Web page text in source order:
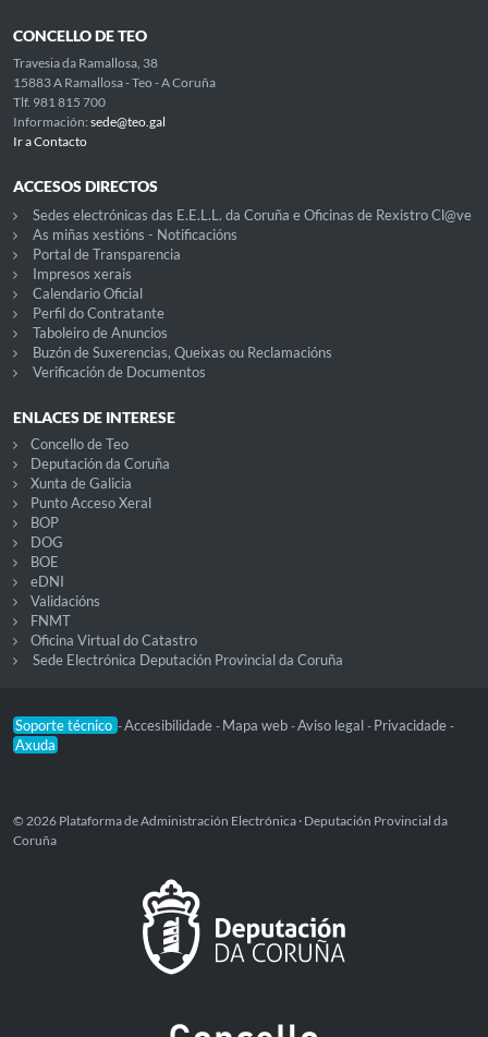
CONCELLO DE TEO
Travesia da Ramallosa, 38
15883 A Ramallosa - Teo - A Coruña
Tlf. 981 815 700
Información: sede@teo.gal
Ir a Contacto
ACCESOS DIRECTOS
Sedes electrónicas das E.E.L.L. da Coruña e Oficinas de Rexistro Cl@ve
As miñas xestións - Notificacións
Portal de Transparencia
Impresos xerais
Calendario Oficial
Perfil do Contratante
Taboleiro de Anuncios
Buzón de Suxerencias, Queixas ou Reclamacións
Verificación de Documentos
ENLACES DE INTERESE
Concello de Teo
Deputación da Coruña
Xunta de Galicia
Punto Acceso Xeral
BOP
DOG
BOE
eDNI
Validacións
FNMT
Oficina Virtual do Catastro
Sede Electrónica Deputación Provincial da Coruña
Soporte técnico -Accesibilidade - Mapa web -Aviso legal - Privacidade -
Axuda
© 2026 Plataforma de Administración Electrónica · Deputación Provincial da
Coruña